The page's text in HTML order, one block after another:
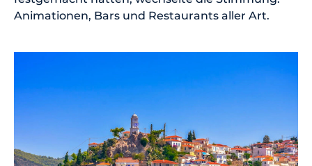
Animationen, Bars und Restaurants aller Art.